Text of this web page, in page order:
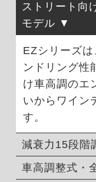
ストリート向
モデル
EZシリーズ
ンドリング性
け車高調のエ
いからワイン
す。
減衰力15段階
車高調整式・